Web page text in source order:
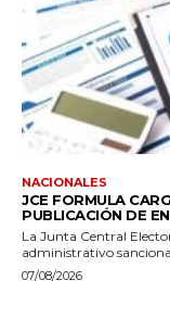
NACIONALES
JCE FORMULA
PUBLICACIÓN DE
La Junta Central
administrativo
07/08/2026